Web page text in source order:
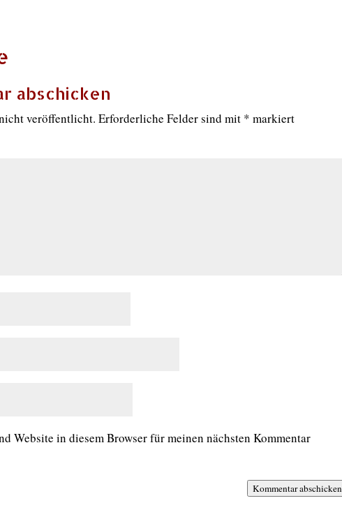
abschicken
veröffentlicht. Erforderliche Felder sind mit * markiert
Website in diesem Browser für meinen nächsten Kommentar
Kommentar abschicken